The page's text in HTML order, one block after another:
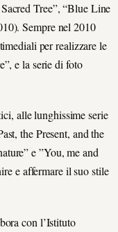
Tree”, “Blue Line
Sempre nel 2010
per realizzare le
e la serie di foto
alle lunghissime serie
the Present, and the
e ”You, me and
e affermare il suo stile
con l’Istituto